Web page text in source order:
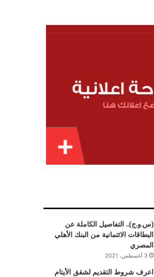
(س.و.ج).. التفاصيل الكاملة عن
البطاقات الائتمانية من البنك الأهلي
المصري
3 أغسطس، 2021
اعرف شروط التقديم لشقق الأيتام